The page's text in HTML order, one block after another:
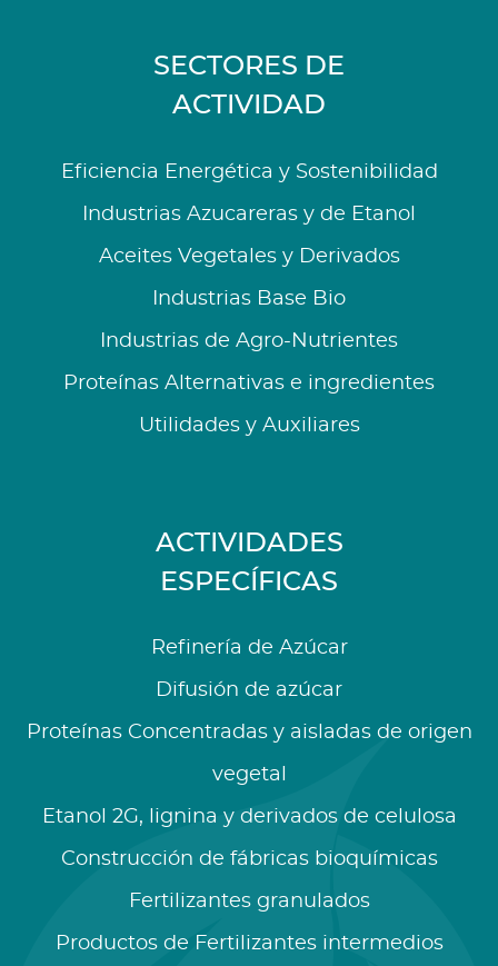
SECTORES DE
ACTIVIDAD
Eficiencia Energética y Sostenibilidad
Industrias Azucareras y de Etanol
Aceites Vegetales y Derivados
Industrias Base Bio
Industrias de Agro-Nutrientes
Proteínas Alternativas e ingredientes
Utilidades y Auxiliares
ACTIVIDADES
ESPECÍFICAS
Refinería de Azúcar
Difusión de azúcar
Proteínas Concentradas y aisladas de origen
vegetal
Etanol 2G, lignina y derivados de celulosa
Construcción de fábricas bioquímicas
Fertilizantes granulados
Productos de Fertilizantes intermedios